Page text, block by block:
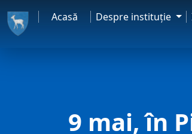
Acasă Despre instituţie
9 mai, în